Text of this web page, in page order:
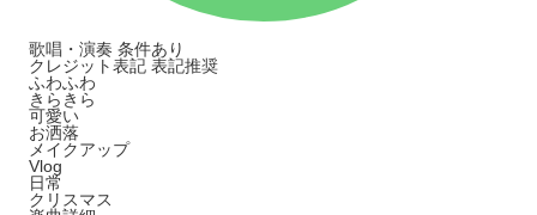
歌唱・演奏 条件あり
クレジット表記 表記推奨
ふわふわ
きらきら
可愛い
お洒落
メイクアップ
Vlog
日常
クリスマス